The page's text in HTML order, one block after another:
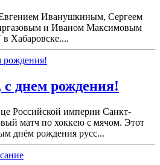
Евгением Иванушкиным, Сергеем
и Иваном Максимовым
Хабаровске....
с днем рождения!
Российской империи Санкт-
матч по хоккею с мячом. Этот
днём рождения русс...